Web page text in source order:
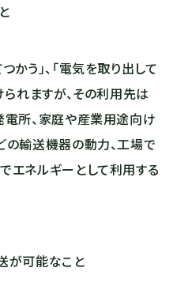
かう」、「電気を取り出して
れますが、その利用先は
所、家庭や産業用途向け
の輸送機器の動力、工場で
エネルギーとして利用する
が可能なこと